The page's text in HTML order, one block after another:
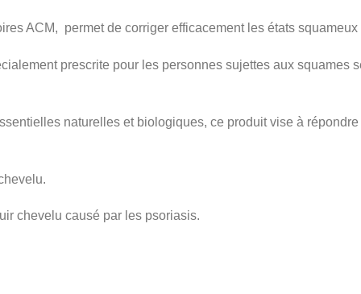
ACM, permet de corriger efficacement les états
prescrite pour les personnes sujettes aux squames
naturelles et biologiques, ce produit vise à
chevelu causé par les psoriasis.